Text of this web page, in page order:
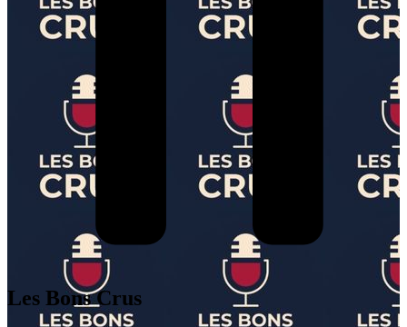
Les Bons Crus